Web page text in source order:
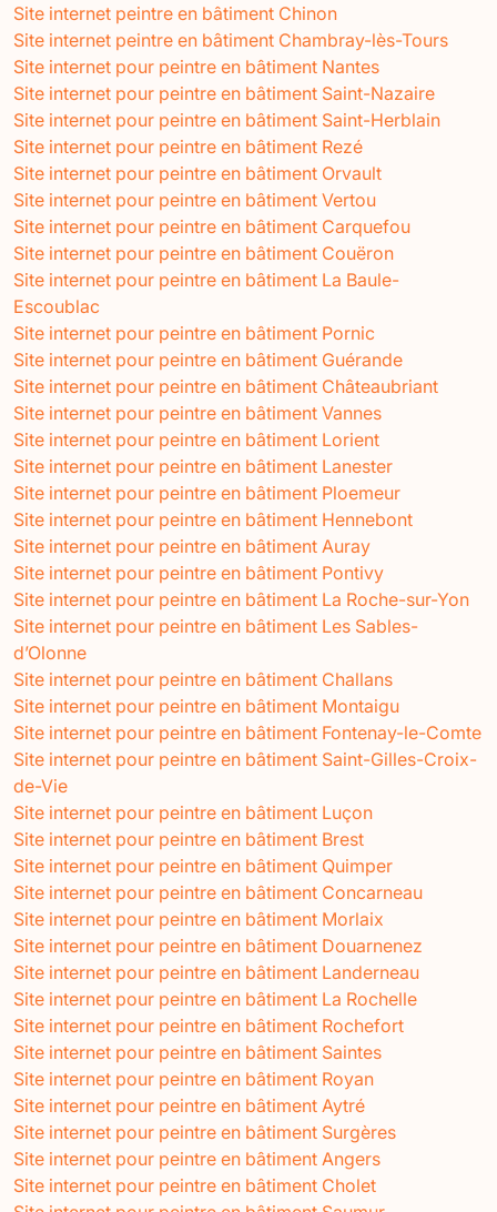
Site internet peintre en bâtiment Chinon
Site internet peintre en bâtiment Chambray-lès-Tours
Site internet pour peintre en bâtiment Nantes
Site internet pour peintre en bâtiment Saint-Nazaire
Site internet pour peintre en bâtiment Saint-Herblain
Site internet pour peintre en bâtiment Rezé
Site internet pour peintre en bâtiment Orvault
Site internet pour peintre en bâtiment Vertou
Site internet pour peintre en bâtiment Carquefou
Site internet pour peintre en bâtiment Couëron
Site internet pour peintre en bâtiment La Baule-
Escoublac
Site internet pour peintre en bâtiment Pornic
Site internet pour peintre en bâtiment Guérande
Site internet pour peintre en bâtiment Châteaubriant
Site internet pour peintre en bâtiment Vannes
Site internet pour peintre en bâtiment Lorient
Site internet pour peintre en bâtiment Lanester
Site internet pour peintre en bâtiment Ploemeur
Site internet pour peintre en bâtiment Hennebont
Site internet pour peintre en bâtiment Auray
Site internet pour peintre en bâtiment Pontivy
Site internet pour peintre en bâtiment La Roche-sur-Yon
Site internet pour peintre en bâtiment Les Sables-
d’Olonne
Site internet pour peintre en bâtiment Challans
Site internet pour peintre en bâtiment Montaigu
Site internet pour peintre en bâtiment Fontenay-le-Comte
Site internet pour peintre en bâtiment Saint-Gilles-Croix-
de-Vie
Site internet pour peintre en bâtiment Luçon
Site internet pour peintre en bâtiment Brest
Site internet pour peintre en bâtiment Quimper
Site internet pour peintre en bâtiment Concarneau
Site internet pour peintre en bâtiment Morlaix
Site internet pour peintre en bâtiment Douarnenez
Site internet pour peintre en bâtiment Landerneau
Site internet pour peintre en bâtiment La Rochelle
Site internet pour peintre en bâtiment Rochefort
Site internet pour peintre en bâtiment Saintes
Site internet pour peintre en bâtiment Royan
Site internet pour peintre en bâtiment Aytré
Site internet pour peintre en bâtiment Surgères
Site internet pour peintre en bâtiment Angers
Site internet pour peintre en bâtiment Cholet